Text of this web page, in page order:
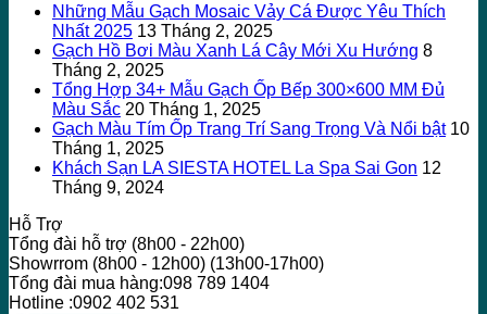
Những Mẫu Gạch Mosaic Vảy Cá Được Yêu Thích
Nhất 2025 13 Tháng 2, 2025
Gạch Hồ Bơi Màu Xanh Lá Cây Mới Xu Hướng 8
Tháng 2, 2025
Tổng Hợp 34+ Mẫu Gạch Ốp Bếp 300×600 MM Đủ
Màu Sắc 20 Tháng 1, 2025
Gạch Màu Tím Ốp Trang Trí Sang Trọng Và Nổi bật 10
Tháng 1, 2025
Khách Sạn LA SIESTA HOTEL La Spa Sai Gon 12
Tháng 9, 2024
Hỗ Trợ
Tổng đài hỗ trợ (8h00 - 22h00)
Showrrom (8h00 - 12h00) (13h00-17h00)
Tổng đài mua hàng:098 789 1404
Hotline :0902 402 531